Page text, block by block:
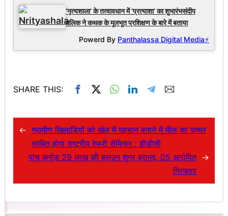
‘नृत्यशाला’ के तत्वावधान में ‘प्रत्याशा’ का शुभारंभसंदीप
मलिक ने कथक के मूलभूत प्रशिक्षण के बारे में बताया
Powerd By Panthalassa Digital Media⚡
SHARE THIS:
← ग्रामीण खिलाड़ियों को खेल में पहचान बनाने में मील का पत्थर
साबित होगा राष्ट्रीय रेफरी सेमिनार : डीडीसी
पांच करोड़ 29 लाख की ब्राउन शुगर बरामद, 05 आरोपित
गिरफ्तार
→